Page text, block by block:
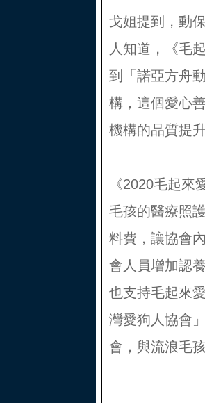
戈姐提到，動
人知道，《毛
到「諾亞方舟
構，這個愛心
機構的品質提
《2020毛起
毛孩的醫療照
料費，讓協會
會人員增加認
也支持毛起來
灣愛狗人協會
會，與流浪毛